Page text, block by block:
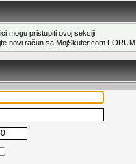
mogu pristupiti ovoj sekciji.
novi računsa MojSkuter.com FORUM.